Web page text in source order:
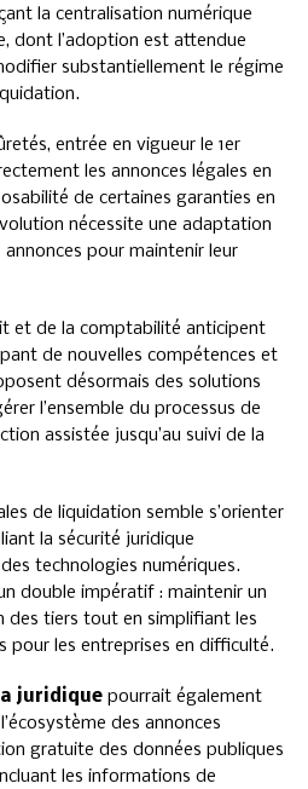
la centralisation numérique
dont l’adoption est attendue
substantiellement le régime
entrée en vigueur le 1er
les annonces légales en
de certaines garanties en
nécessite une adaptation
pour maintenir leur
et de la comptabilité anticipent
de nouvelles compétences et
désormais des solutions
l’ensemble du processus de
assistée jusqu’au suivi de la
de liquidation semble s’orienter
la sécurité juridique
technologies numériques.
double impératif : maintenir un
des tiers tout en simplifiant les
pour les entreprises en difficulté.
juridique pourrait également
des annonces
gratuite des données publiques
les informations de